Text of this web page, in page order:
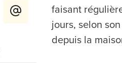
faisant
jours, selon
depuis la